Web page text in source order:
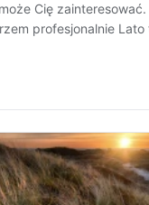
Cię
profesjonalnie Lato